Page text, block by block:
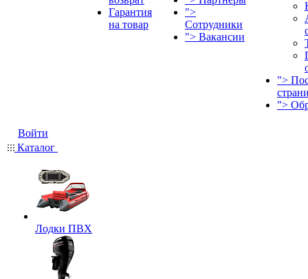
Гарантия
на товар
">
Сотрудники
"> Вакансии
">
">
Войти
Каталог
Лодки ПВХ